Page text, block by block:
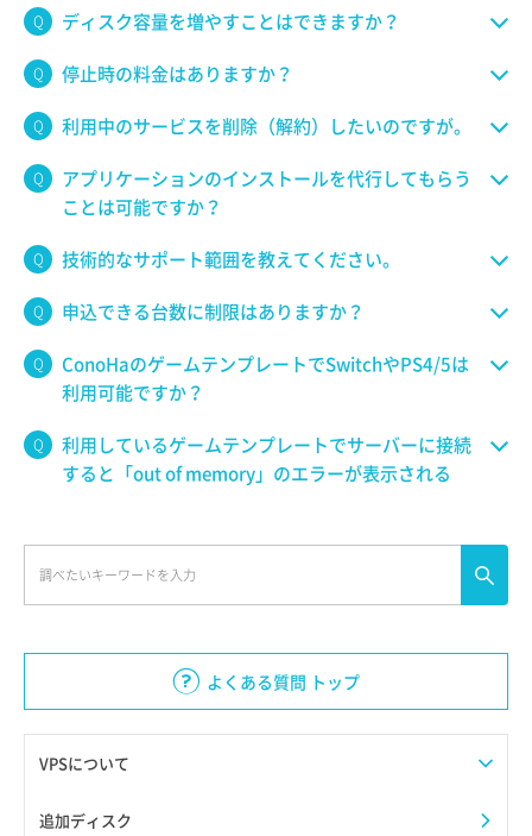
よくある質問 トップ
VPSについて
追加ディスク
ディスク容量を増やすことはできますか？
停止時の料金はありますか？
利用中のサービスを削除（解約）したいのですが。
アプリケーションのインストールを代行してもらう
ことは可能ですか？
技術的なサポート範囲を教えてください。
申込できる台数に制限はありますか？
ConoHaのゲームテンプレートでSwitchやPS4/5は
利用可能ですか？
利用しているゲームテンプレートでサーバーに接続
すると「out of memory」のエラーが表示される